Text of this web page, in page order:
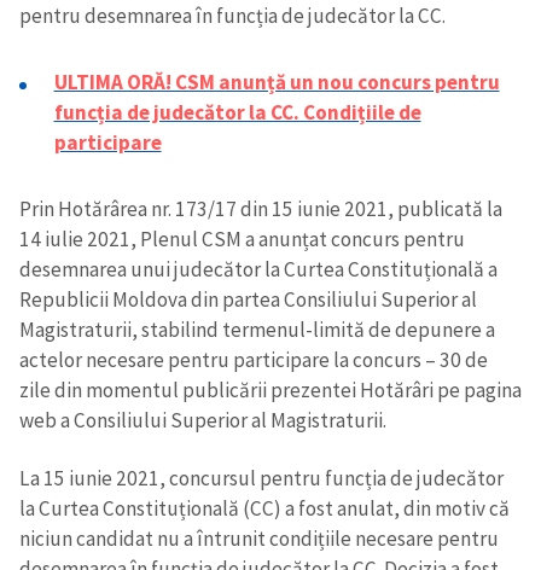
pentru desemnarea în funcția de judecător la CC.
ULTIMA ORĂ! CSM anunță un nou concurs pentru
funcția de judecător la CC. Condițiile de
participare
Prin Hotărârea nr. 173/17 din 15 iunie 2021, publicată la
14 iulie 2021, Plenul CSM a anunțat concurs pentru
desemnarea unui judecător la Curtea Constituțională a
Republicii Moldova din partea Consiliului Superior al
Magistraturii, stabilind termenul-limită de depunere a
actelor necesare pentru participare la concurs – 30 de
zile din momentul publicării prezentei Hotărâri pe pagina
web a Consiliului Superior al Magistraturii.
La 15 iunie 2021, concursul pentru funcția de judecător
la Curtea Constituțională (CC) a fost anulat, din motiv că
niciun candidat nu a întrunit condițiile necesare pentru